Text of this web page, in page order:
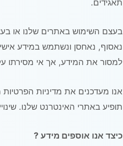
תאגידים.
בעצם השימוש באתרים שלנו או
נאסוף, נאחסן ונשתמש במידע אישי
למסור את המידע, אך אי מסירתו
אנו מעדכנים את מדיניות
תופיע באתרי האינטרנט שלנו.
כיצד אנו אוספים מידע ?